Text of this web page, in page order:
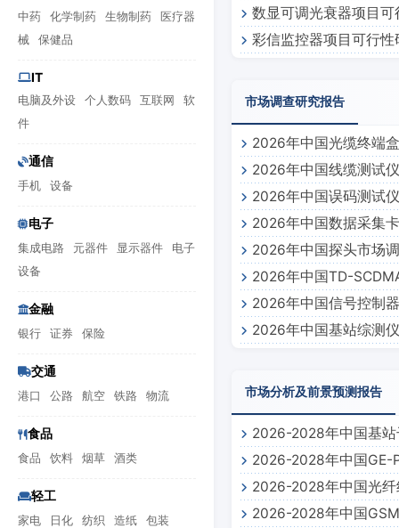
中药 化学制药 生物制药
医疗器
械
保健品
IT
电脑及外设 个人数码 互联网
软
件
通信
手机 设备
电子
集成电路 元器件 显示器件
电子
设备
金融
银行 证券 保险
交通
港口 公路 航空 铁路 物流
食品
食品 饮料 烟草 酒类
轻工
家电 日化 纺织 造纸 包装
数显可调光衰器项目
彩信监控器项目可行性
市场调查研究报告
2026年中国光缆终端
2026年中国线缆测试
2026年中国误码测试
2026年中国数据采集
2026年中国探头市场
2026年中国TD-
2026年中国信号控制
2026年中国基站综测
市场分析及前景预测报告
2026-2028年中国基
报告2026-2028年中国GE-
测报告
2026-2028年中国光
2026-2028年中国